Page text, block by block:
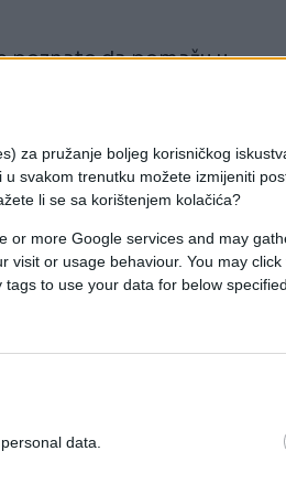
za pružanje boljeg korisničkog
svakom trenutku možete izmijeniti
li se sa korištenjem kolačića?
or more Google services and may
visit or usage behaviour. You may
to use your data for below
data.
poznato da pomažu u
B6, koji doprinosi
Bogata je prirodnim
je citrulin, koji utiče na
sudova, slično djelovanju
tjelesne težine.
Tokom prve faze, koja
uvode i druge namirnice,